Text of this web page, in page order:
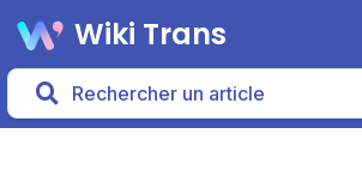
Wiki Trans